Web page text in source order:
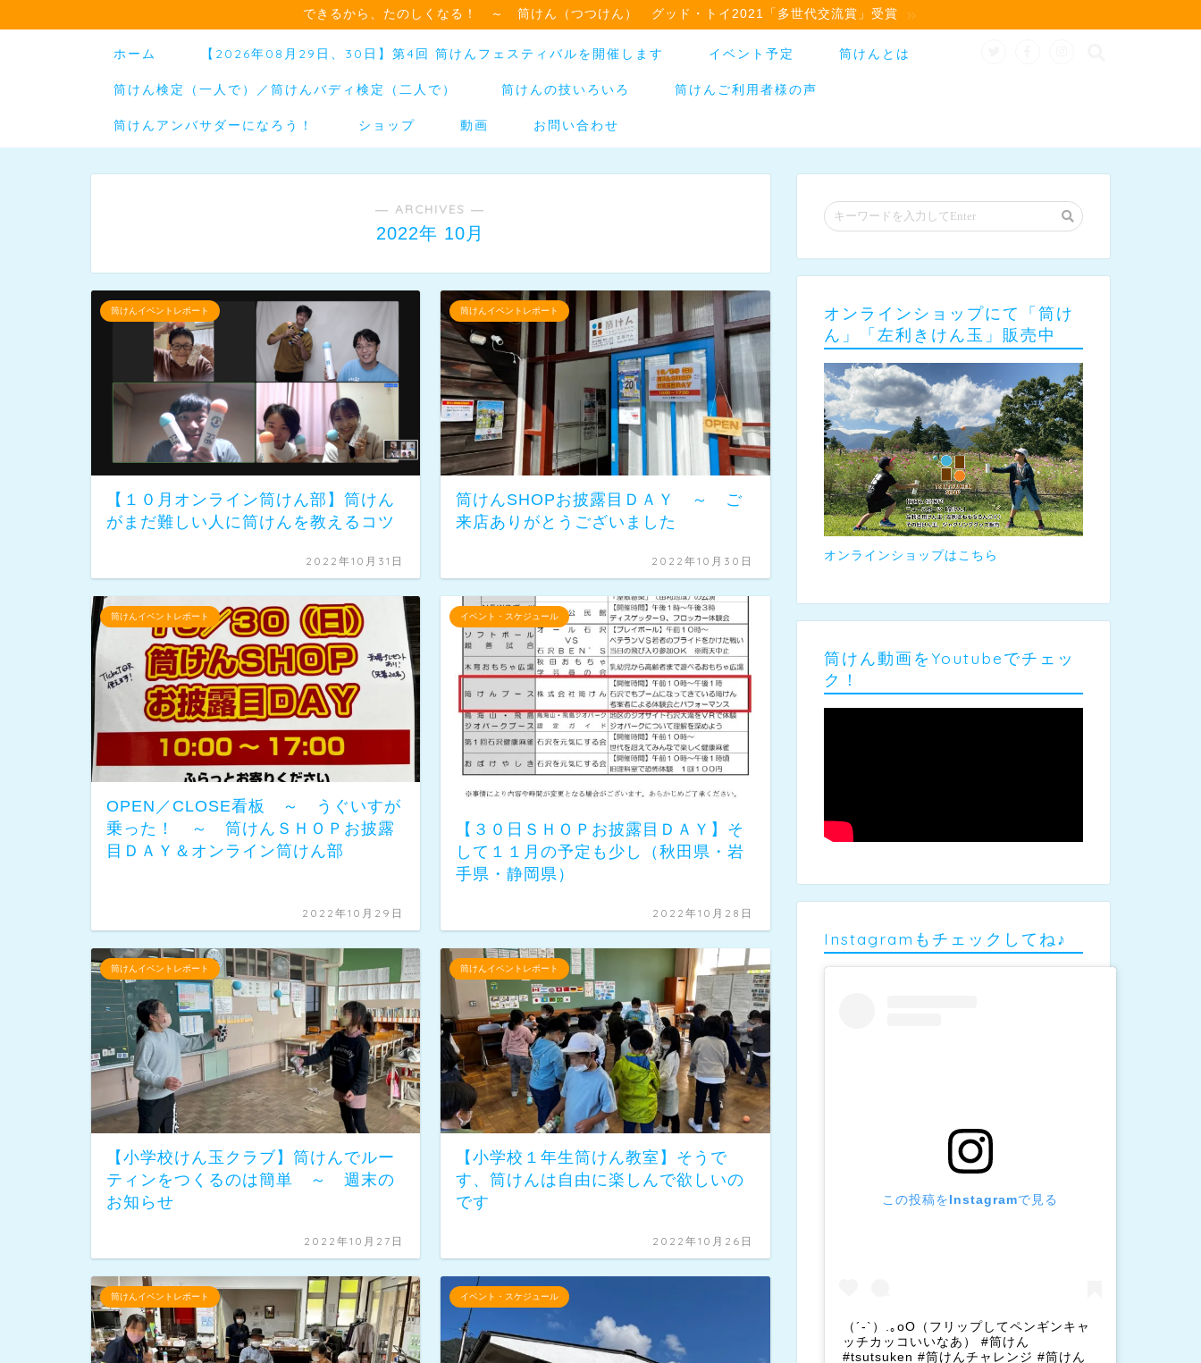
できるから、たのしくなる！ ～ 筒けん（つつけん） グッド・トイ2021「多世代交流賞」受賞
ホーム 【2026年08月29日、30日】第4回 筒けんフェスティバルを開催します イベント予定 筒けんとは
筒けん検定（一人で）／筒けんバディ検定（二人で） 筒けんの技いろいろ 筒けんご利用者様の声
筒けんアンバサダーになろう！ ショップ 動画 お問い合わせ
― ARCHIVES ―
2022年 10月
筒けんイベントレポート
【１０月オンライン筒けん部】筒けん
がまだ難しい人に筒けんを教えるコツ
2022年10月31日
筒けんイベントレポート
筒けんSHOPお披露目ＤＡＹ ～ ご
来店ありがとうございました
2022年10月30日
筒けんイベントレポート
OPEN／CLOSE看板 ～ うぐいすが
乗った！ ～ 筒けんＳＨＯＰお披露
目ＤＡＹ＆オンライン筒けん部
2022年10月29日
イベント・スケジュール
【３０日ＳＨＯＰお披露目ＤＡＹ】そ
して１１月の予定も少し（秋田県・岩
手県・静岡県）
2022年10月28日
筒けんイベントレポート
【小学校けん玉クラブ】筒けんでルー
ティンをつくるのは簡単 ～ 週末の
お知らせ
2022年10月27日
筒けんイベントレポート
【小学校１年生筒けん教室】そうで
す、筒けんは自由に楽しんで欲しいの
です
2022年10月26日
筒けんイベントレポート イベント・スケジュール
オンラインショップにて「筒け
ん」「左利きけん玉」販売中
オンラインショップはこちら
筒けん動画をYoutubeでチェッ
ク！
Instagramもチェックしてね♪
この投稿をInstagramで見る
（´-`）.｡oO（フリップしてペンギンキャ
ッチカッコいいなあ） #筒けん
#tsutsuken #筒けんチャレンジ #筒けん